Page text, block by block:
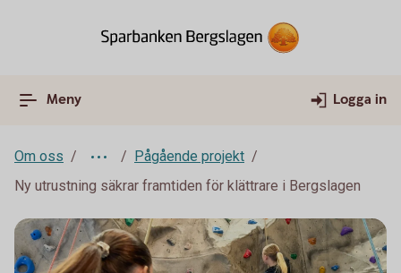
Meny Logga in
Om oss
Pågående projekt
Ny utrustning säkrar framtiden för klättrare i Bergslagen